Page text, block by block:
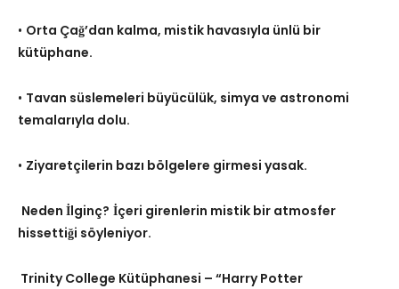
• Orta Çağ’dan kalma, mistik havasıyla ünlü bir
kütüphane.
• Tavan süslemeleri büyücülük, simya ve astronomi
temalarıyla dolu.
• Ziyaretçilerin bazı bölgelere girmesi yasak.
Neden İlginç? İçeri girenlerin mistik bir atmosfer
hissettiği söyleniyor.
Trinity College Kütüphanesi – “Harry Potter